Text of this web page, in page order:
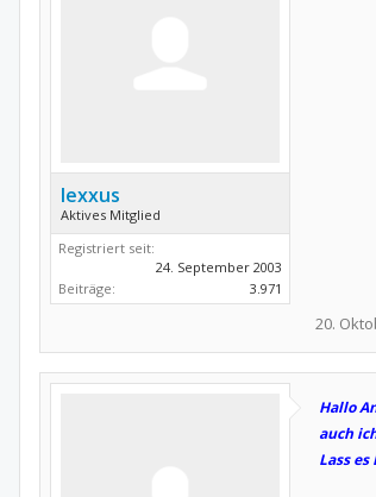
lexxus
Aktives Mitglied
Registriert seit:
24. September 2003
Beiträge:
3.971
20.
Hallo
auch
Lass